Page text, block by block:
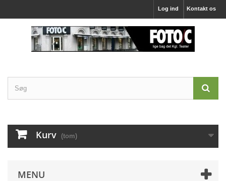
Kontakt os
Log ind
Kurv (tom)
MENU